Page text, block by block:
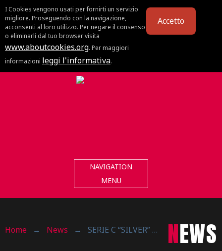
I Cookies vengono usati per fornirti un servizio
migliore. Proseguendo con la navigazione,
acconsenti al loro utilizzo. Per negare il consenso
o eliminarli dal tuo browser visita
www.aboutcookies.org. Per maggiori
informazioni leggi l'informativa.
Accetto
NAVIGATION
MENU
Home → News → SERIE C “SILVER” : SCONFITTA A BUSNAGO, SABATO IN CASA PARTITA DECISIVA ! NEWS